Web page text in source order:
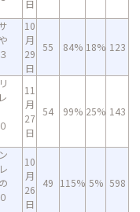
日
10
月
29
日
55 84% 18% 123
11
月
27
日
54 99% 25% 143
10
月
26
日
49 115% 5% 598